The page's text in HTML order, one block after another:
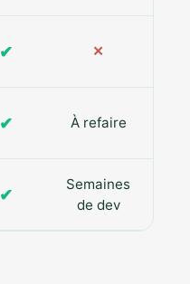
✔ ✕
✔ À refaire
✔
Semaines
de dev